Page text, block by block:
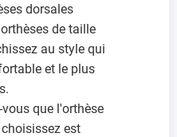
dorsales
de taille
au style qui
et le plus
que l'orthèse
est